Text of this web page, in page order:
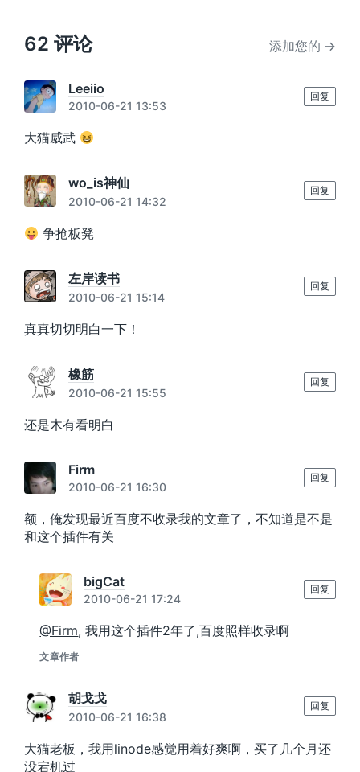
：
62 评论 添加您的 →
Leeiio
2010-06-21 13:53
大猫威武
回复
wo_is神仙
2010-06-21 14:32
争抢板凳
回复
左岸读书
2010-06-21 15:14
真真切切明白一下！
回复
橡筋
2010-06-21 15:55
还是木有看明白
回复
Firm
2010-06-21 16:30
额，俺发现最近百度不收录我的文章了，不知道是不是
和这个插件有关
回复
bigCat
2010-06-21 17:24
@Firm, 我用这个插件2年了,百度照样收录啊
文章作者
回复
胡戈戈
2010-06-21 16:38
大猫老板，我用linode感觉用着好爽啊，买了几个月还
没宕机过
回复